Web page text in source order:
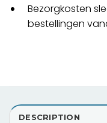
Bezorgkosten
bestellingen
DESCRIPTION